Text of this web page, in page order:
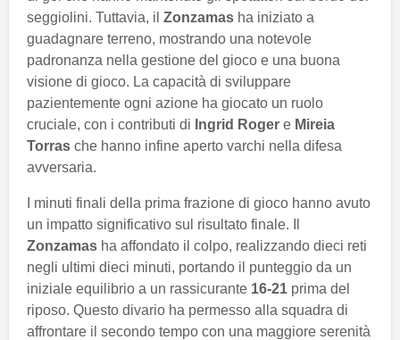
seggiolini. Tuttavia, il Zonzamas ha iniziato a
guadagnare terreno, mostrando una notevole
padronanza nella gestione del gioco e una buona
visione di gioco. La capacità di sviluppare
pazientemente ogni azione ha giocato un ruolo
cruciale, con i contributi di Ingrid Roger e Mireia
Torras che hanno infine aperto varchi nella difesa
avversaria.
I minuti finali della prima frazione di gioco hanno avuto
un impatto significativo sul risultato finale. Il
Zonzamas ha affondato il colpo, realizzando dieci reti
negli ultimi dieci minuti, portando il punteggio da un
iniziale equilibrio a un rassicurante 16-21 prima del
riposo. Questo divario ha permesso alla squadra di
affrontare il secondo tempo con una maggiore serenità